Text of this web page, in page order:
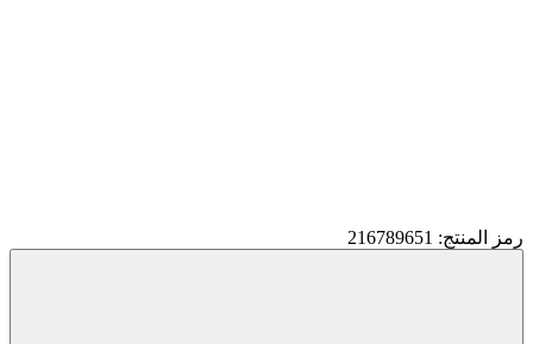
رمز المنتج: 216789651